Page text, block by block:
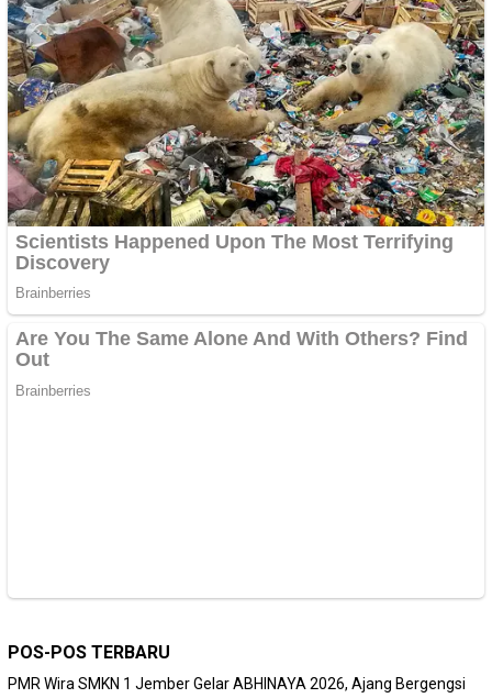
POS-POS TERBARU
PMR Wira SMKN 1 Jember Gelar ABHINAYA 2026, Ajang Bergengsi